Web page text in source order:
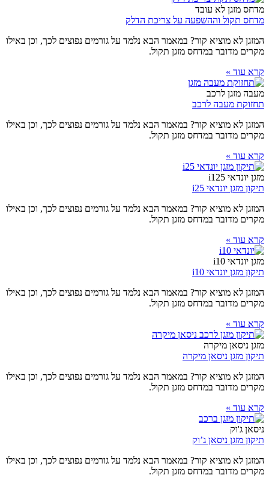
מדחס מזגן לא עובד
מדחס תקול וההשפעה על צריכת הדלק
המזגן לא מוציא קור? במאמר הבא נלמד על גורמים נפוצים לכך, וכן באילו
מקרים מדובר במדחס מזגן תקול.
קרא עוד »
מעבה מזגן לרכב
תחזוקת מעבה לרכב
המזגן לא מוציא קור? במאמר הבא נלמד על גורמים נפוצים לכך, וכן באילו
מקרים מדובר במדחס מזגן תקול.
קרא עוד »
מזגן יונדאי i125
תיקון מזגן יונדאי i25
המזגן לא מוציא קור? במאמר הבא נלמד על גורמים נפוצים לכך, וכן באילו
מקרים מדובר במדחס מזגן תקול.
קרא עוד »
מזגן יונדאי i10
תיקון מזגן יונדאי i10
המזגן לא מוציא קור? במאמר הבא נלמד על גורמים נפוצים לכך, וכן באילו
מקרים מדובר במדחס מזגן תקול.
קרא עוד »
מזגן ניסאן מיקרה
תיקון מזגן ניסאן מיקרה
המזגן לא מוציא קור? במאמר הבא נלמד על גורמים נפוצים לכך, וכן באילו
מקרים מדובר במדחס מזגן תקול.
קרא עוד »
ניסאן ג'וק
תיקון מזגן ניסאן ג’וק
המזגן לא מוציא קור? במאמר הבא נלמד על גורמים נפוצים לכך, וכן באילו
מקרים מדובר במדחס מזגן תקול.